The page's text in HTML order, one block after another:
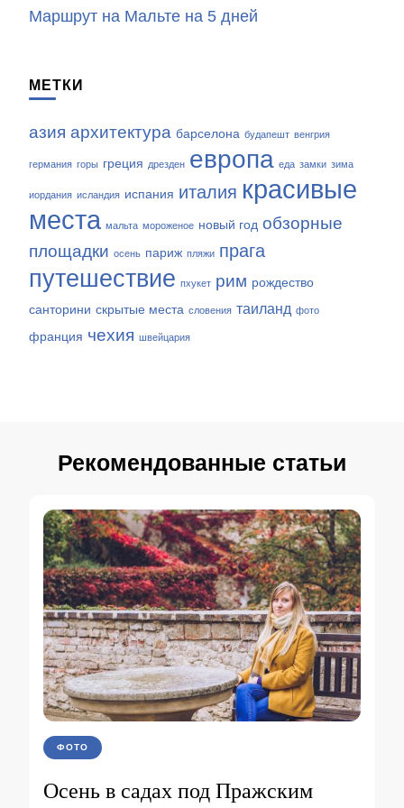
Маршрут на Мальте на 5 дней
МЕТКИ
азия архитектура барселона будапешт венгрия
германия горы греция дрезден европа еда замки зима
иордания исландия испания италия красивые
места мальта мороженое новый год обзорные
площадки осень париж пляжи прага
путешествие пхукет рим рождество
санторини скрытые места словения таиланд фото
франция чехия швейцария
Рекомендованные статьи
ФОТО
Осень в садах под Пражским